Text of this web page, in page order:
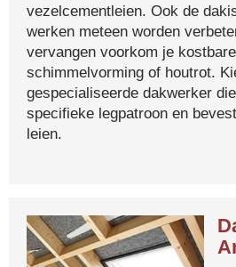
vezelcementleien. Ook de
werken meteen worden
vervangen voorkom je
schimmelvorming of houtrot.
gespecialiseerde dakwerker
specifieke legpatroon en
leien.